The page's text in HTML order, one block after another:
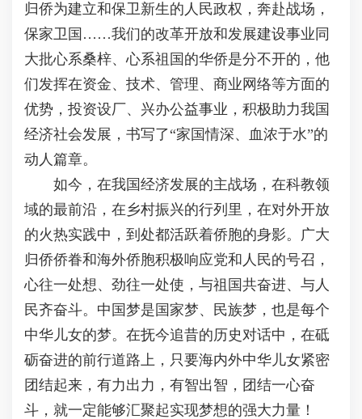
归侨为建立和保卫新生的人民政权，奔赴战场，
保家卫国……我们的改革开放和发展建设事业同
大批心系桑梓、心系祖国的华侨是分不开的，他
们发挥在资金、技术、管理、商业网络等方面的
优势，投资设厂、兴办公益事业，积极助力我国
经济社会发展，书写了“家国情深、血浓于水”的
动人篇章。
如今，在我国经济发展的主战场，在科教领
域的最前沿，在乡村振兴的行列里，在对外开放
的火热实践中，到处都活跃着侨胞的身影。广大
归侨侨眷和海外侨胞积极响应党和人民的号召，
心往一处想、劲往一处使，与祖国共奋进、与人
民齐奋斗。中国梦是国家梦、民族梦，也是每个
中华儿女的梦。在抚今追昔的历史对话中，在砥
砺奋进的前行道路上，只要海内外中华儿女紧密
团结起来，有力出力，有智出智，团结一心奋
斗，就一定能够汇聚起实现梦想的强大力量！